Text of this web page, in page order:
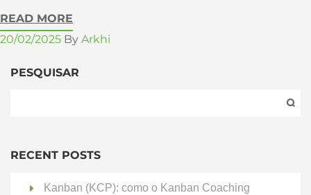
READ MORE
20/02/2025 By Arkhi
PESQUISAR
RECENT POSTS
Kanban (KCP): como o Kanban Coaching